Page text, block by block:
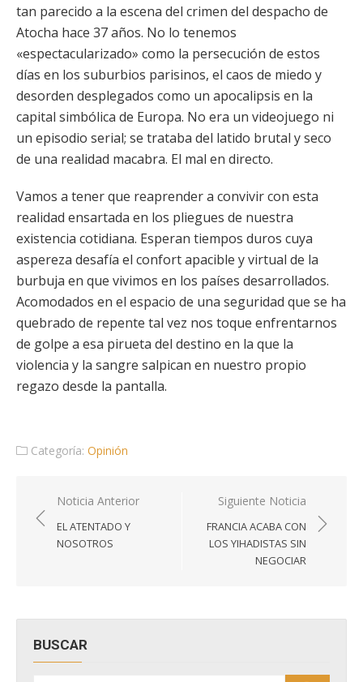
tan parecido a la escena del crimen del despacho de
Atocha hace 37 años. No lo tenemos
«espectacularizado» como la persecución de estos
días en los suburbios parisinos, el caos de miedo y
desorden desplegados como un apocalipsis en la
capital simbólica de Europa. No era un videojuego ni
un episodio serial; se trataba del latido brutal y seco
de una realidad macabra. El mal en directo.
Vamos a tener que reaprender a convivir con esta
realidad ensartada en los pliegues de nuestra
existencia cotidiana. Esperan tiempos duros cuya
aspereza desafía el confort apacible y virtual de la
burbuja en que vivimos en los países desarrollados.
Acomodados en el espacio de una seguridad que se ha
quebrado de repente tal vez nos toque enfrentarnos
de golpe a esa pirueta del destino en la que la
violencia y la sangre salpican en nuestro propio
regazo desde la pantalla.
Categoría: Opinión
Navegación
de
entradas
Noticia Anterior
EL ATENTADO Y
NOSOTROS
Siguiente Noticia
FRANCIA ACABA CON
LOS YIHADISTAS SIN
NEGOCIAR
BUSCAR